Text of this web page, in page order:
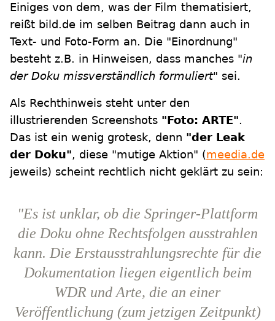
Einiges von dem, was der Film thematisiert,
reißt bild.de im selben Beitrag dann auch in
Text- und Foto-Form an. Die "Einordnung"
besteht z.B. in Hinweisen, dass manches "in
der Doku missverständlich formuliert" sei.
Als Rechthinweis steht unter den
illustrierenden Screenshots "Foto: ARTE".
Das ist ein wenig grotesk, denn "der Leak
der Doku", diese "mutige Aktion" (meedia.de
jeweils) scheint rechtlich nicht geklärt zu sein:
"Es ist unklar, ob die Springer-Plattform
die Doku ohne Rechtsfolgen ausstrahlen
kann. Die Erstausstrahlungsrechte für die
Dokumentation liegen eigentlich beim
WDR und Arte, die an einer
Veröffentlichung (zum jetzigen Zeitpunkt)